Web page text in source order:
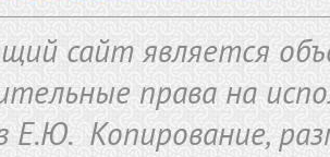
сайт является
права на
Копирование,